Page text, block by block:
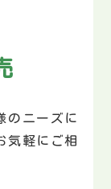
のニーズに
気軽にご相